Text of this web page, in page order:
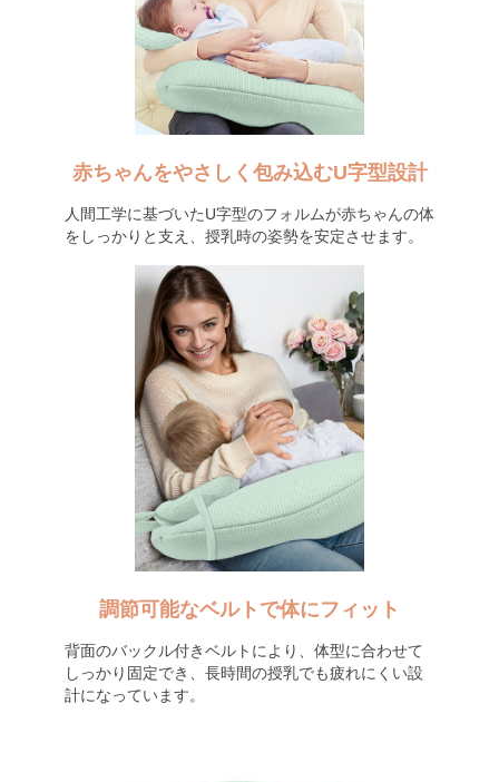
赤ちゃんをやさしく包み込むU字型設計
人間工学に基づいたU字型のフォルムが赤ちゃんの体
をしっかりと支え、授乳時の姿勢を安定させます。
調節可能なベルトで体にフィット
背面のバックル付きベルトにより、体型に合わせて
しっかり固定でき、長時間の授乳でも疲れにくい設
計になっています。